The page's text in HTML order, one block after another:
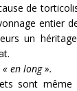
de
entier
un
en long ».
sont même